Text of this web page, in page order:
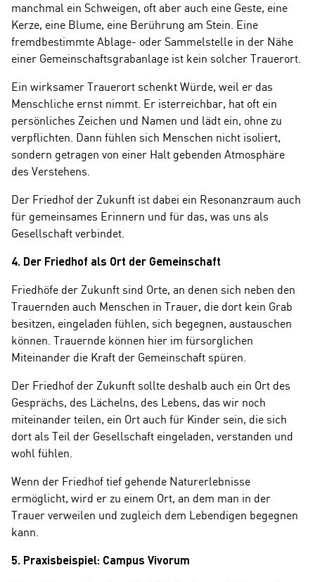
manchmal ein Schweigen, oft aber auch eine Geste, eine
Kerze, eine Blume, eine Berührung am Stein. Eine
fremdbestimmte Ablage- oder Sammelstelle in der Nähe
einer Gemeinschaftsgrabanlage ist kein solcher Trauerort.
Ein wirksamer Trauerort schenkt Würde, weil er das
Menschliche ernst nimmt. Er isterreichbar, hat oft ein
persönliches Zeichen und Namen und lädt ein, ohne zu
verpflichten. Dann fühlen sich Menschen nicht isoliert,
sondern getragen von einer Halt gebenden Atmosphäre
des Verstehens.
Der Friedhof der Zukunft ist dabei ein Resonanzraum auch
für gemeinsames Erinnern und für das, was uns als
Gesellschaft verbindet.
4. Der Friedhof als Ort der Gemeinschaft
Friedhöfe der Zukunft sind Orte, an denen sich neben den
Trauernden auch Menschen in Trauer, die dort kein Grab
besitzen, eingeladen fühlen, sich begegnen, austauschen
können. Trauernde können hier im fürsorglichen
Miteinander die Kraft der Gemeinschaft spüren.
Der Friedhof der Zukunft sollte deshalb auch ein Ort des
Gesprächs, des Lächelns, des Lebens, das wir noch
miteinander teilen, ein Ort auch für Kinder sein, die sich
dort als Teil der Gesellschaft eingeladen, verstanden und
wohl fühlen.
Wenn der Friedhof tief gehende Naturerlebnisse
ermöglicht, wird er zu einem Ort, an dem man in der
Trauer verweilen und zugleich dem Lebendigen begegnen
kann.
5. Praxisbeispiel: Campus Vivorum